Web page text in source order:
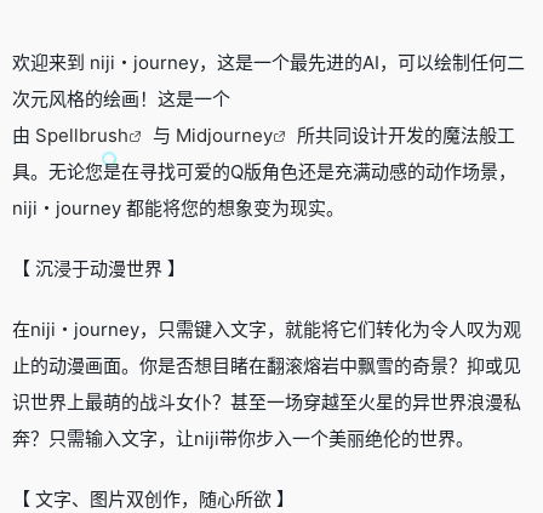
欢迎来到 niji・journey，这是一个最先进的AI，可以绘制任何二
次元风格的绘画！这是一个
由 Spellbrush 与 Midjourney
所共同设计开发的魔法般工
具。无论您是在寻找可爱的Q版角色还是充满动感的动作场景，
niji・journey 都能将您的想象变为现实。
【 沉浸于动漫世界 】
在niji・journey，只需键入文字，就能将它们转化为令人叹为观
止的动漫画面。你是否想目睹在翻滚熔岩中飘雪的奇景？抑或见
识世界上最萌的战斗女仆？甚至一场穿越至火星的异世界浪漫私
奔？只需输入文字，让niji带你步入一个美丽绝伦的世界。
【 文字、图片双创作，随心所欲 】